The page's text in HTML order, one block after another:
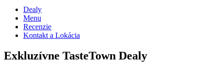
Dealy
Menu
Recenzie
Kontakt a Lokácia
Exkluzívne TasteTown Dealy